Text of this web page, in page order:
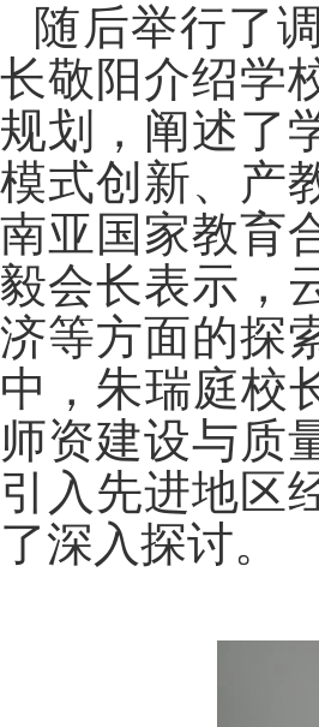
随后举行了
长敬阳介绍学
规划，阐述了
模式创新、产
南亚国家教育
毅会长表示，
济等方面的探
中，朱瑞庭校
师资建设与质
引入先进地区
了深入探讨。